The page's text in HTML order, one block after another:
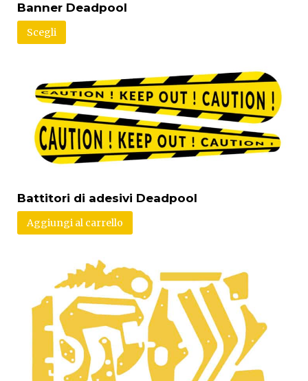
Banner Deadpool
Scegli
Battitori di adesivi Deadpool
Aggiungi al carrello